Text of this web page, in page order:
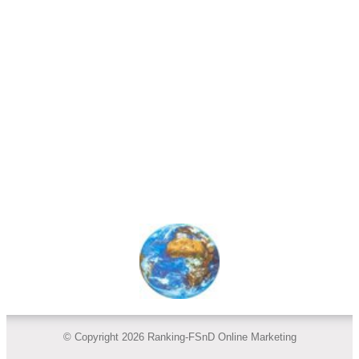
© Copyright 2026 Ranking-FSnD Online Marketing